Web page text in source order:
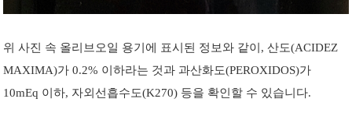
위 사진 속 올리브오일 용기에 표시된 정보와 같이, 산도(ACIDEZ
MAXIMA)가 0.2% 이하라는 것과 과산화도(PEROXIDOS)가
10mEq 이하, 자외선흡수도(K270) 등을 확인할 수 있습니다.